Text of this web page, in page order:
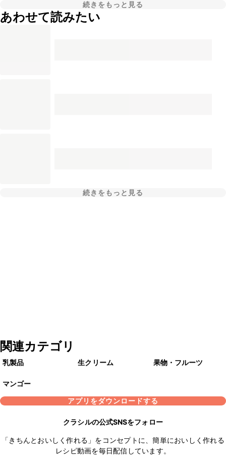
続きをもっと見る
あわせて読みたい
続きをもっと見る
関連カテゴリ
乳製品 生クリーム 果物・フルーツ
マンゴー
アプリをダウンロードする
クラシルの公式SNSをフォロー
「きちんとおいしく作れる」をコンセプトに、簡単においしく作れる
レシピ動画を毎日配信しています。